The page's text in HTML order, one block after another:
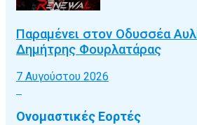
Παραμένει στον Οδυσσέα
Δημήτρης Φουρλατάρας
7 Αυγούστου 2026
Ονομαστικές Εορτές